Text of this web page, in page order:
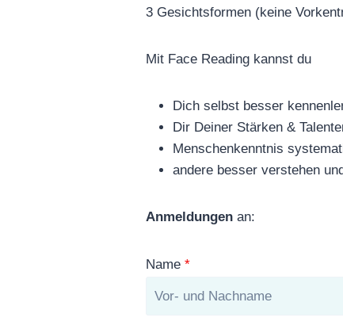
3 Gesichtsformen (keine
Mit Face Reading kannst du
Dich selbst besser
Dir Deiner Stärken &
Menschenkenntnis
andere besser verstehen
Anmeldungen an:
Name *